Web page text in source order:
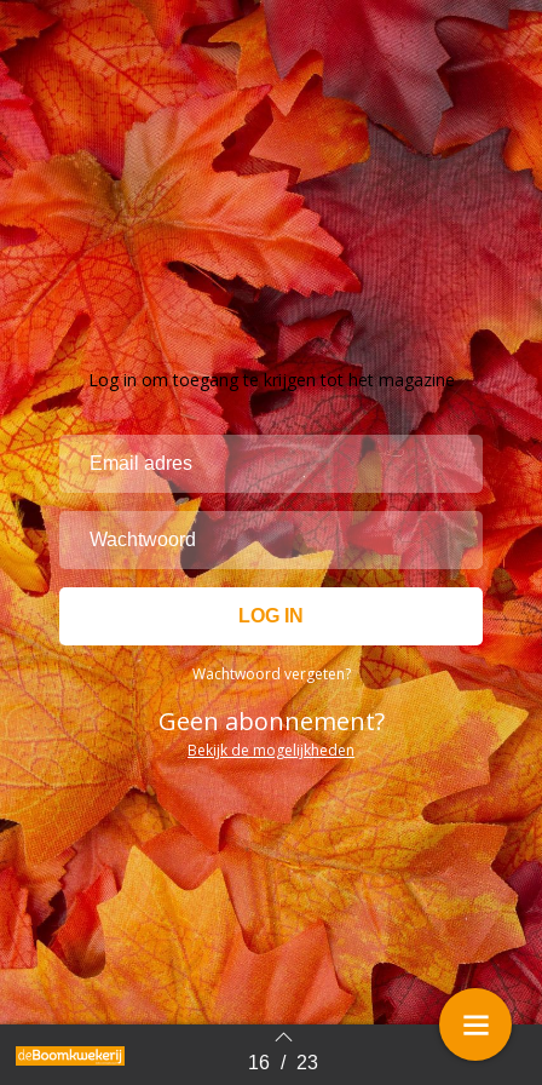
Terug naar overzicht 16 / 23
Log in om toegang te krijgen tot het magazine
Wachtwoord vergeten?
Geen abonnement?
Bekijk de mogelijkheden